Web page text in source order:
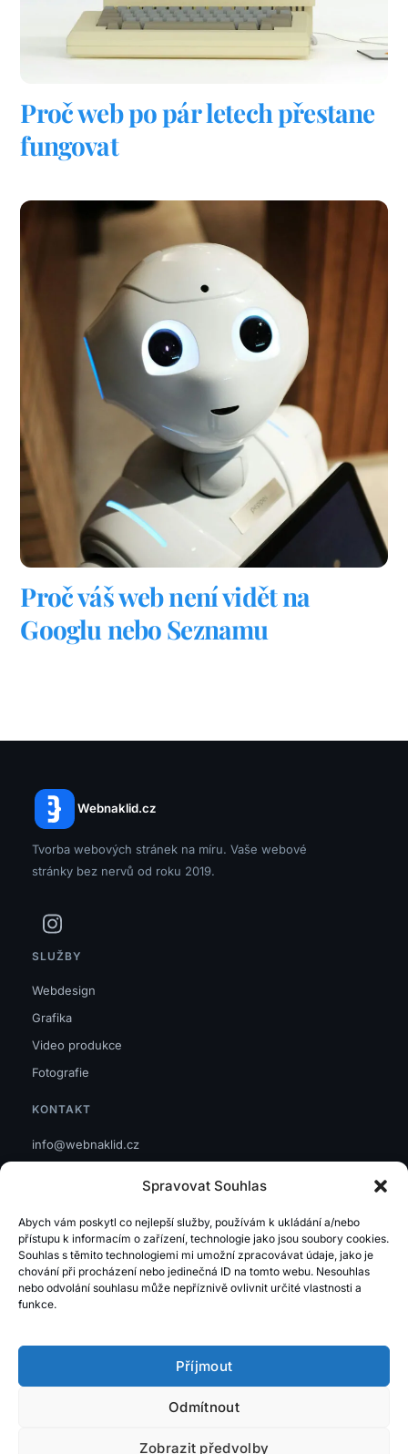
Spravovat Souhlas
Abych vám poskytl co nejlepší služby, používám k ukládání a/nebo
přístupu k informacím o zařízení, technologie jako jsou soubory cookies.
Souhlas s těmito technologiemi mi umožní zpracovávat údaje, jako je
chování při procházení nebo jedinečná ID na tomto webu. Nesouhlas
nebo odvolání souhlasu může nepříznivě ovlivnit určité vlastnosti a
funkce.
Příjmout
Odmítnout
Zobrazit předvolby
Proč web po pár letech přestane
fungovat
Proč váš web není vidět na
Googlu nebo Seznamu
Webnaklid.cz
Tvorba webových stránek na míru. Vaše webové
stránky bez nervů od roku 2019.
SLUŽBY
Webdesign
Grafika
Video produkce
Fotografie
KONTAKT
info@webnaklid.cz
Zásady cookies
HODNOCENÍ
Google.com